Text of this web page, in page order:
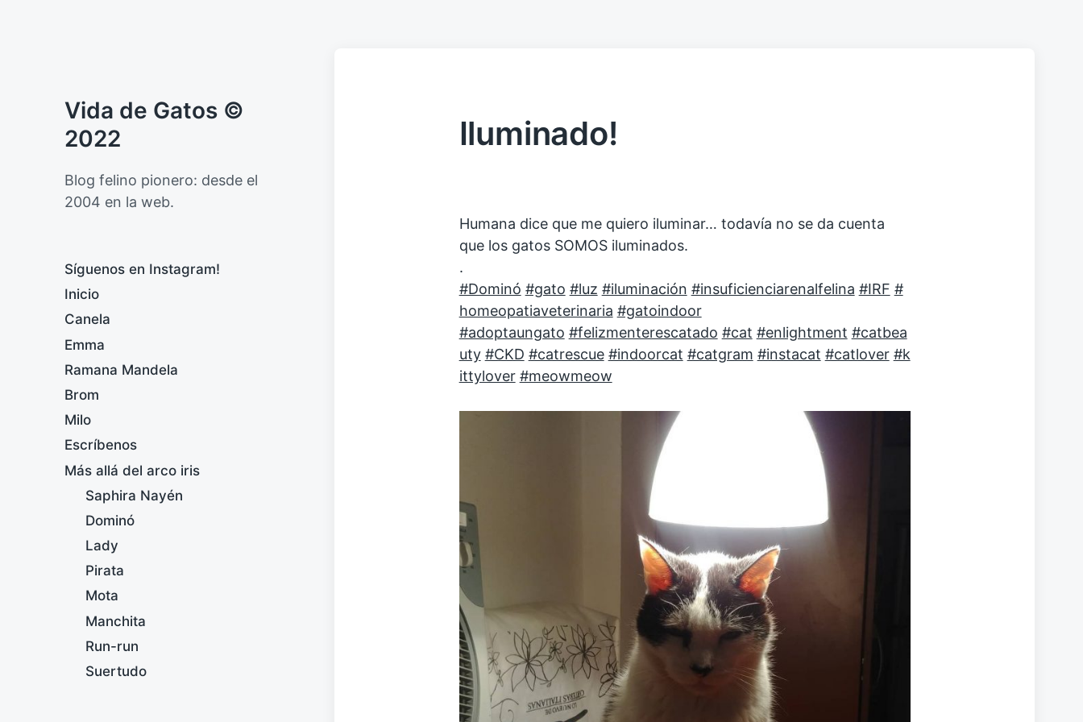
Vida de Gatos ©
2022
Blog felino pionero: desde el
2004 en la web.
Síguenos en Instagram!
Inicio
Canela
Emma
Ramana Mandela
Brom
Milo
Escríbenos
Más allá del arco iris
Saphira Nayén
Dominó
Lady
Pirata
Mota
Manchita
Run-run
Suertudo
Iluminado!
Humana dice que me quiero iluminar… todavía no se da cuenta
que los gatos SOMOS iluminados.
.
#Dominó #gato #luz #iluminación #insuficienciarenalfelina #IRF #
homeopatiaveterinaria #gatoindoor
#adoptaungato #felizmenterescatado #cat #enlightment #catbea
uty #CKD #catrescue #indoorcat #catgram #instacat #catlover #k
ittylover #meowmeow